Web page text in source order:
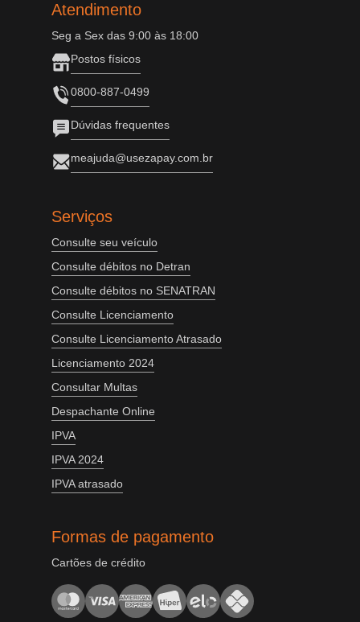
Atendimento
Seg a Sex das 9:00 às 18:00
Postos físicos
0800-887-0499
Dúvidas frequentes
meajuda@usezapay.com.br
Serviços
Consulte seu veículo
Consulte débitos no Detran
Consulte débitos no SENATRAN
Consulte Licenciamento
Consulte Licenciamento Atrasado
Licenciamento 2024
Consultar Multas
Despachante Online
IPVA
IPVA 2024
IPVA atrasado
Formas de pagamento
Cartões de crédito